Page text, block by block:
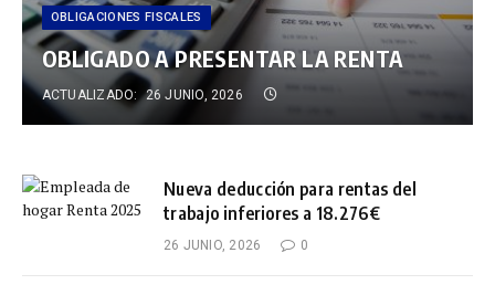
OBLIGACIONES FISCALES
OBLIGADO A PRESENTAR LA RENTA
ACTUALIZADO: 26 JUNIO, 2026
Nueva deducción para rentas del
trabajo inferiores a 18.276€
26 JUNIO, 2026 0